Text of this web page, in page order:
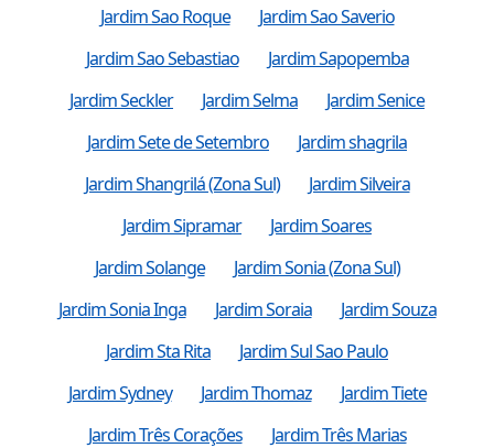
Jardim Sao Roque
Jardim Sao Saverio
Jardim Sao Sebastiao
Jardim Sapopemba
Jardim Seckler
Jardim Selma
Jardim Senice
Jardim Sete de Setembro
Jardim shagrila
Jardim Shangrilá (Zona Sul)
Jardim Silveira
Jardim Sipramar
Jardim Soares
Jardim Solange
Jardim Sonia (Zona Sul)
Jardim Sonia Inga
Jardim Soraia
Jardim Souza
Jardim Sta Rita
Jardim Sul Sao Paulo
Jardim Sydney
Jardim Thomaz
Jardim Tiete
Jardim Três Corações
Jardim Três Marias